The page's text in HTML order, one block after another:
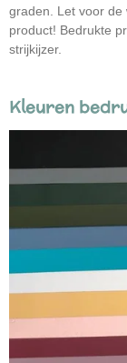
graden. Let voor de
product! Bedrukte
strijkijzer.
Kleuren